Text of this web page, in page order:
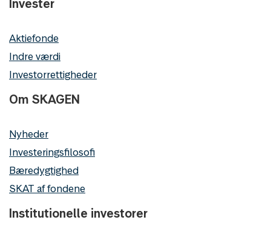
Invester
Aktiefonde
Indre værdi
Investorrettigheder
Om SKAGEN
Nyheder
Investeringsfilosofi
Bæredygtighed
SKAT af fondene
Institutionelle investorer